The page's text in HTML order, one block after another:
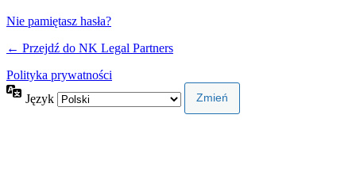
Nie pamiętasz hasła?
← Przejdź do NK Legal Partners
Polityka prywatności
Język